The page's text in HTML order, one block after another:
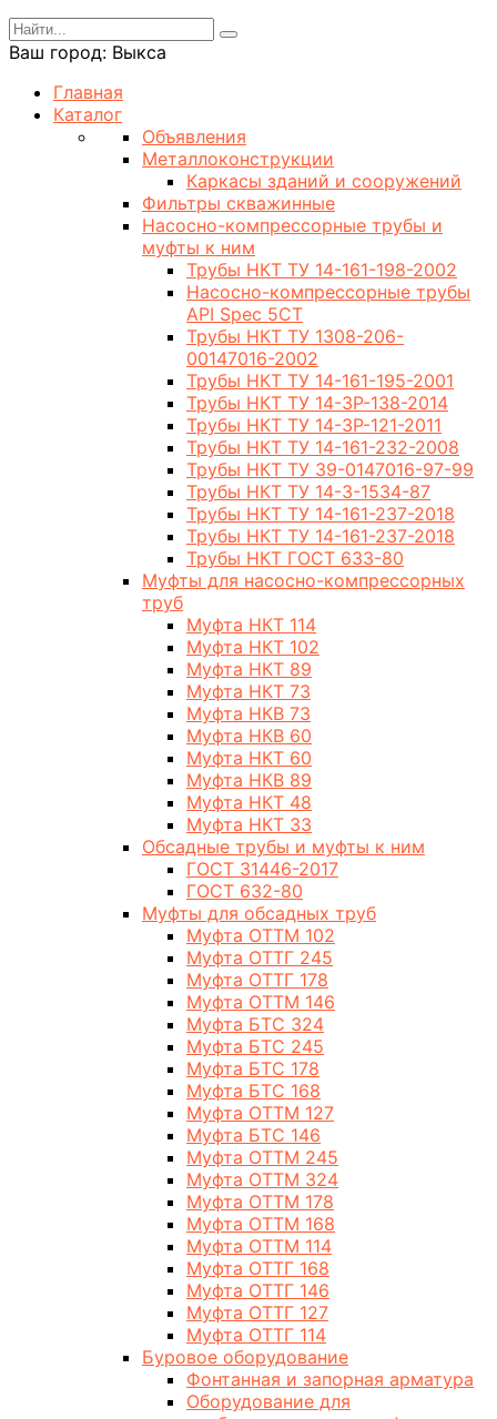
Ваш город: Выкса
Главная
Каталог
Объявления
Металлоконструкции
Каркасы зданий и сооружений
Фильтры скважинные
Насосно-компрессорные трубы и
муфты к ним
Трубы НКТ ТУ 14-161-198-2002
Насосно-компрессорные трубы
API Spec 5CT
Трубы НКТ ТУ 1308-206-
00147016-2002
Трубы НКТ ТУ 14-161-195-2001
Трубы НКТ ТУ 14-3Р-138-2014
Трубы НКТ ТУ 14-3Р-121-2011
Трубы НКТ ТУ 14-161-232-2008
Трубы НКТ ТУ 39-0147016-97-99
Трубы НКТ ТУ 14-3-1534-87
Трубы НКТ ТУ 14-161-237-2018
Трубы НКТ ТУ 14-161-237-2018
Трубы НКТ ГОСТ 633-80
Муфты для насосно-компрессорных
труб
Муфта НКТ 114
Муфта НКТ 102
Муфта НКТ 89
Муфта НКТ 73
Муфта НКВ 73
Муфта НКВ 60
Муфта НКТ 60
Муфта НКВ 89
Муфта НКТ 48
Муфта НКТ 33
Обсадные трубы и муфты к ним
ГОСТ 31446-2017
ГОСТ 632-80
Муфты для обсадных труб
Муфта ОТТМ 102
Муфта ОТТГ 245
Муфта ОТТГ 178
Муфта ОТТМ 146
Муфта БТС 324
Муфта БТС 245
Муфта БТС 178
Муфта БТС 168
Муфта ОТТМ 127
Муфта БТС 146
Муфта ОТТМ 245
Муфта ОТТМ 324
Муфта ОТТМ 178
Муфта ОТТМ 168
Муфта ОТТМ 114
Муфта ОТТГ 168
Муфта ОТТГ 146
Муфта ОТТГ 127
Муфта ОТТГ 114
Буровое оборудование
Фонтанная и запорная арматура
Оборудование для